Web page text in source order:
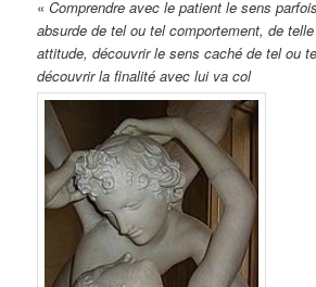
«Comprendre avec le patient le sens
absurde de tel ou tel comportement, de
attitude, découvrir le sens caché de tel ou
découvrir la finalité avec lui va col